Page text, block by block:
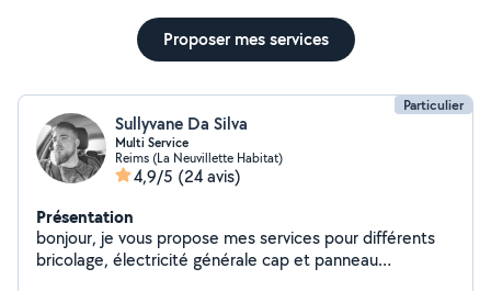
Proposer mes services
Particulier
Sullyvane Da Silva
Multi Service
Reims (La Neuvillette Habitat)
4,9/5 (24 avis)
Présentation
bonjour, je vous propose mes services pour différents
bricolage, électricité générale cap et panneau